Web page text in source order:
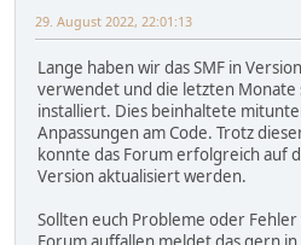
29. August 2022, 22:01:13
Lange haben wir das SMF in
verwendet und die letzten Monate
installiert. Dies beinhaltete
Anpassungen am Code. Trotz
konnte das Forum erfolgreich auf
Version aktualisiert werden.
Sollten euch Probleme oder